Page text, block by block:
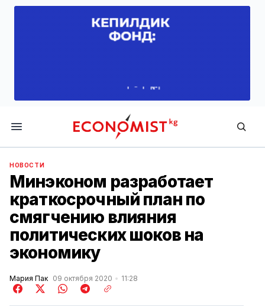
Economist.kg
НОВОСТИ
Минэконом разработает
краткосрочный план по
смягчению влияния
политических шоков на
экономику
Мария Пак 09 октября 2020 11:28